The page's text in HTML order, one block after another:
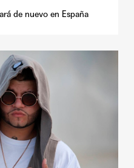
de nuevo en España